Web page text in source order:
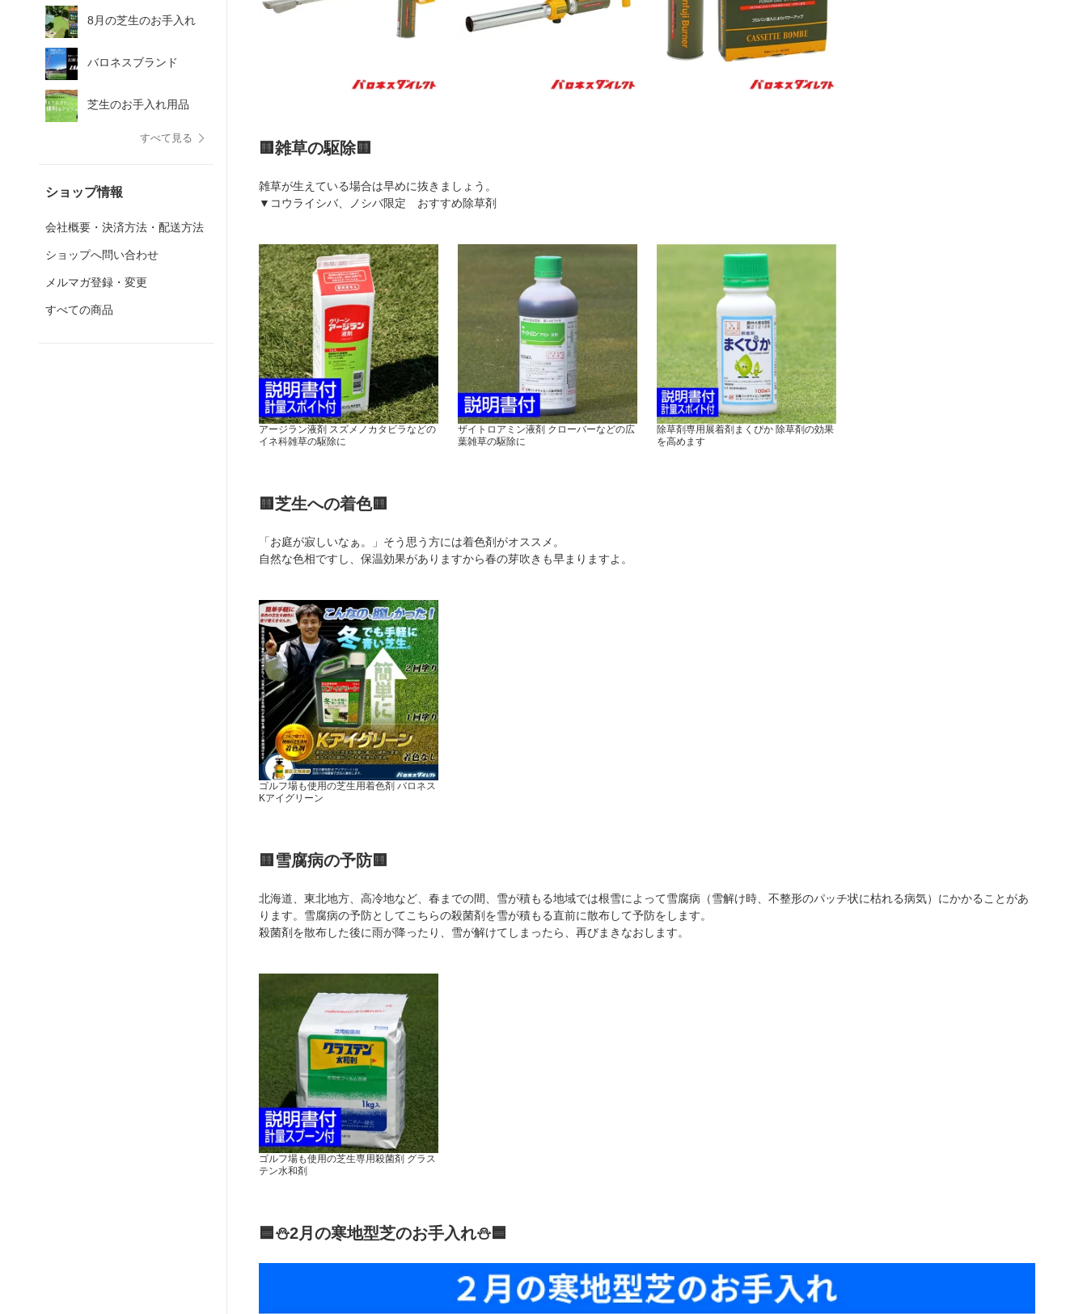
8月の芝生のお手入れ
バロネスブランド
芝生のお手入れ用品
すべて見る
ショップ情報
会社概要・決済方法・配送方法
ショップへ問い合わせ
メルマガ登録・変更
すべての商品
🟨雑草の駆除🟨
雑草が生えている場合は早めに抜きましょう。
▼コウライシバ、ノシバ限定 おすすめ除草剤
アージラン液剤 スズメノカタビラなどの
イネ科雑草の駆除に
ザイトロアミン液剤 クローバーなどの広
葉雑草の駆除に
除草剤専用展着剤まくぴか 除草剤の効果
を高めます
🟨芝生への着色🟨
「お庭が寂しいなぁ。」そう思う方には着色剤がオススメ。
自然な色相ですし、保温効果がありますから春の芽吹きも早まりますよ。
ゴルフ場も使用の芝生用着色剤 バロネス
Kアイグリーン
🟨雪腐病の予防🟨
北海道、東北地方、高冷地など、春までの間、雪が積もる地域では根雪によって雪腐病（雪解け時、不整形のパッチ状に枯れる病気）にかかることがあ
ります。雪腐病の予防としてこちらの殺菌剤を雪が積もる直前に散布して予防をします。
殺菌剤を散布した後に雨が降ったり、雪が解けてしまったら、再びまきなおします。
ゴルフ場も使用の芝生専用殺菌剤 グラス
テン水和剤
🟦⛄2月の寒地型芝のお手入れ⛄🟦